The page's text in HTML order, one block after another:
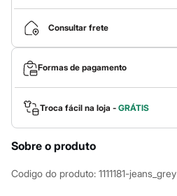
Macacões
Saias
Shorts e Bermudas
Vestidos
Acessórios
Bolsas
Bonés e Chapéus
Bijoux
Cintos
Óculos
Relógios
Calçados
Botas
Chinelos
Consultar frete
Formas de pagamento
Troca fácil na loja - GRÁTIS
Sobre o produto
Codigo do produto: 1111181-jeans_grey